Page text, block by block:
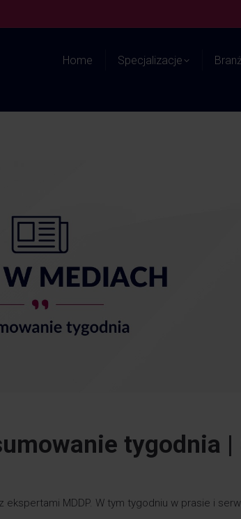
Home Specjalizacje
tygodnia |
ekspertami MDDP. W tym tygodniu w prasie i